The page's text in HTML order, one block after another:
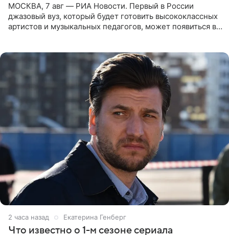
МОСКВА, 7 авг — РИА Новости. Первый в России
джазовый вуз, который будет готовить высококлассных
артистов и музыкальных педагогов, может появиться в
2 часа назад Екатерина Генберг
Что известно о 1-м сезоне сериала